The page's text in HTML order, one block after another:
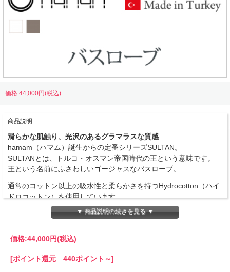
価格:44,000円(税込)
商品説明
滑らかな肌触り、光沢のあるグラマラスな質感
hamam（ハマム）誕生からの定番シリーズSULTAN。
SULTANとは、トルコ・オスマン帝国時代の王という意味です。
王という名前にふさわしいゴージャスなバスローブ。
通常のコットン以上の吸水性と柔らかさを持つHydrocotton（ハイ
ドロコットン）を使用しています。
Hydrocottonに、木などの天然素材を原料とした繊維モダールを組
み合わせることで、シルクを思わせるような質感と風合いを堪能
※モダールは、吸湿性、放湿性共に大変優れており、シルクのよ
▼ 商品説明の続きを見る ▼
価格:44,000円(税込)
[ポイント還元 440ポイント～]